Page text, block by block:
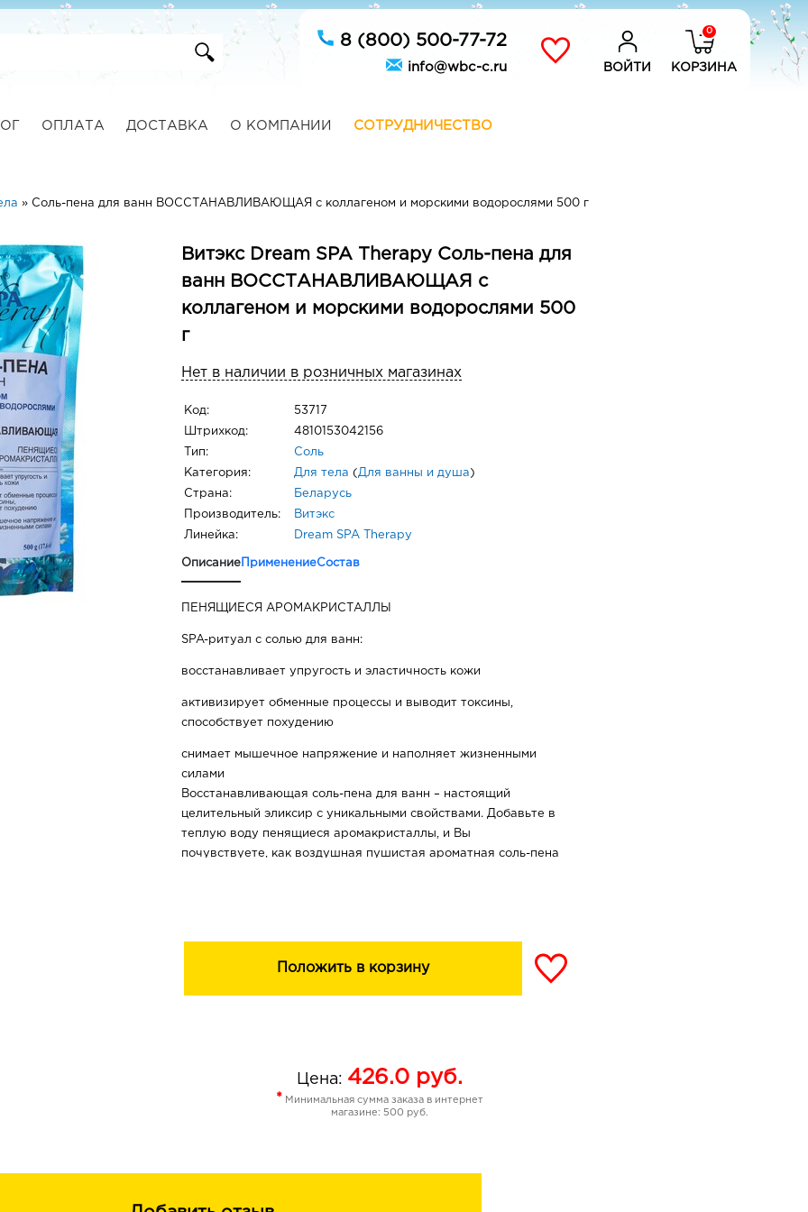
8 (800) 500-77-72
info@wbc-c.ru ВОЙТИ
0
КОРЗИНА
ОПЛАТА ДОСТАВКА О КОМПАНИИ СОТРУДНИЧЕСТВО
» Соль-пена для ванн ВОССТАНАВЛИВАЮЩАЯ с коллагеном и морскими водорослями 500 г
Витэкс Dream SPA Therapy Соль-пена для
ванн ВОССТАНАВЛИВАЮЩАЯ с
коллагеном и морскими водорослями 500
г
Нет в наличии в розничных магазинах
Код: 53717
Штрихкод: 4810153042156
Тип: Соль
Категория: Для тела ( Для ванны и душа )
Страна: Беларусь
Производитель: Витэкс
Линейка: Dream SPA Therapy
Описание ПрименениеСостав
ПЕНЯЩИЕСЯ АРОМАКРИСТАЛЛЫ
SPA-ритуал с солью для ванн:
восстанавливает упругость и эластичность кожи
активизирует обменные процессы и выводит токсины,
способствует похудению
снимает мышечное напряжение и наполняет жизненными
силами
Восстанавливающая соль-пена для ванн – настоящий
целительный эликсир с уникальными свойствами. Добавьте в
теплую воду пенящиеся аромакристаллы, и Вы
почувствуете, как воздушная пушистая ароматная соль-пена
укрепляет кожу, улучшает ее тонус и плотность,
уменьшить напряжение в мышцах, снимает ощущение
стресса и усталости.
препятствует потере влаги.
Экстракт фукуса стимулирует расщепление жиров
Положить в корзину
Цена: 426.0 руб.
* Минимальная сумма заказа в интернет
магазине: 500 руб.